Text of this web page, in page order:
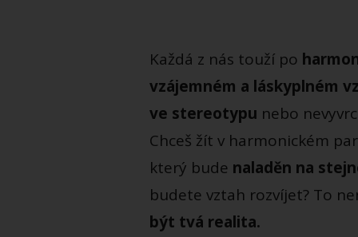
Každá z nás touží po
vzájemném a láskyplném
ve stereotypu nebo
Chceš žít v harmonickém
který bude naladěn na
budete vztah rozvíjet? To
být tvá realita.